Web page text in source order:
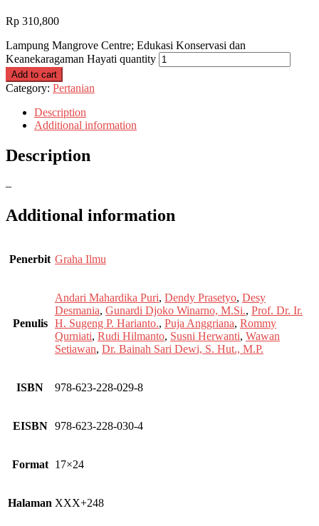
Rp 310,800
Lampung Mangrove Centre; Edukasi Konservasi dan
Keanekaragaman Hayati quantity
Add to cart
Category: Pertanian
Description
Additional information
Description
–
Additional information
Penerbit Graha Ilmu
Penulis
Andari Mahardika Puri, Dendy Prasetyo, Desy
Desmania, Gunardi Djoko Winarno, M.Si., Prof. Dr. Ir.
H. Sugeng P. Harianto., Puja Anggriana, Rommy
Qurniati, Rudi Hilmanto, Susni Herwanti, Wawan
Setiawan, Dr. Bainah Sari Dewi, S. Hut., M.P.
ISBN 978-623-228-029-8
EISBN 978-623-228-030-4
Format 17×24
Halaman XXX+248